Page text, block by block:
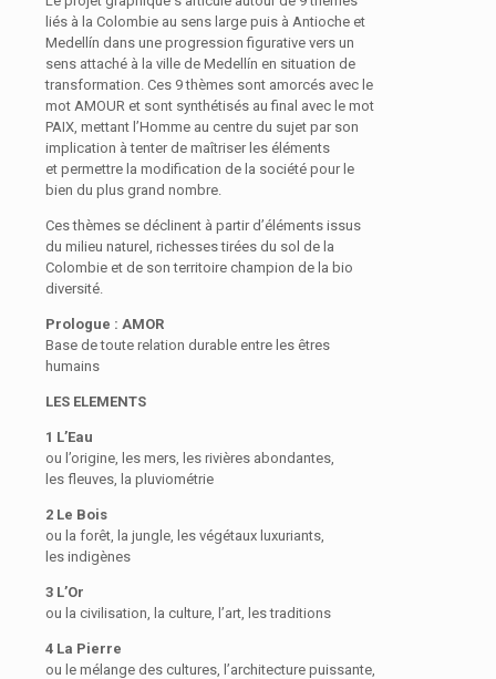
liés à la Colombie au sens large puis à Antioche et
Medellín dans une progression figurative vers un
sens attaché à la ville de Medellín en situation de
transformation. Ces 9 thèmes sont amorcés avec le
mot AMOUR et sont synthétisés au final avec le mot
PAIX, mettant l’Homme au centre du sujet par son
implication à tenter de maîtriser les éléments
et permettre la modification de la société pour le
bien du plus grand nombre.
Ces thèmes se déclinent à partir d’éléments issus
du milieu naturel, richesses tirées du sol de la
Colombie et de son territoire champion de la bio
diversité.
Prologue : AMOR
Base de toute relation durable entre les êtres
humains
LES ELEMENTS
1 L’Eau
ou l’origine, les mers, les rivières abondantes,
les fleuves, la pluviométrie
2 Le Bois
ou la forêt, la jungle, les végétaux luxuriants,
les indigènes
3 L’Or
ou la civilisation, la culture, l’art, les traditions
4 La Pierre
ou le mélange des cultures, l’architecture puissante,